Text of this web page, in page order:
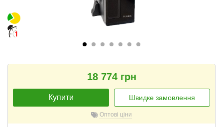
18 774 грн
Купити Швидке замовлення
Оптові ціни